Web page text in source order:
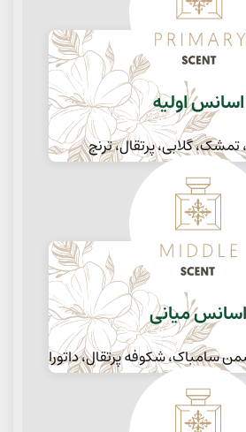
اسانس اولیه
گلابی، پرتقال، ترنج
اسانس میانی
سامباک، شکوفه پرتقال، داتورا